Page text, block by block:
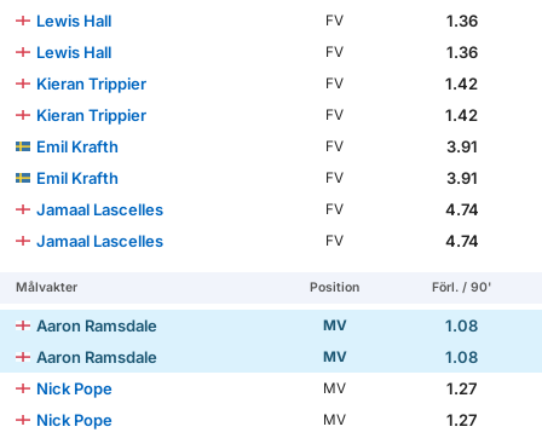
Lewis Hall
FV
1.36
Lewis Hall
FV
1.36
Kieran Trippier
FV
1.42
Kieran Trippier
FV
1.42
Emil Krafth
FV
3.91
Emil Krafth
FV
3.91
Jamaal Lascelles
FV
4.74
Jamaal Lascelles
FV 4.74
Målvakter Position Förl. / 90'
Aaron Ramsdale MV
1.08
Aaron Ramsdale
MV
1.08
Nick Pope
MV
1.27
Nick Pope
MV 1.27